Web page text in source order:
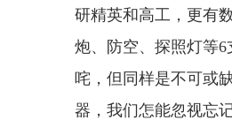
研精英和高工，更有
炮、防空、探照灯等
咤，但同样是不可或
器，我们怎能忽视忘